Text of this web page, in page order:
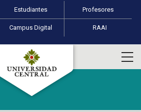
Estudiantes Profesores
Campus Digital RAAI